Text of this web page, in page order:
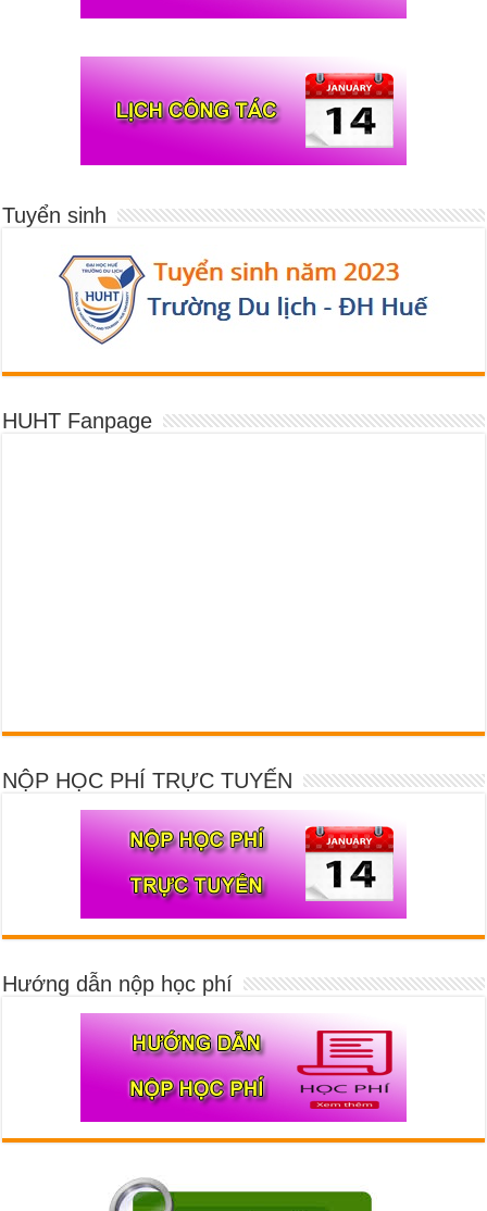
Tuyển sinh
HUHT Fanpage
NỘP HỌC PHÍ TRỰC TUYẾN
Hướng dẫn nộp học phí